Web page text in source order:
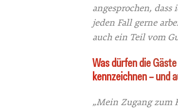
angesprochen,
jeden Fall gerne
auch ein Teil vom
Was dürfen die
kennzeichnen – und
„Mein Zugang zum